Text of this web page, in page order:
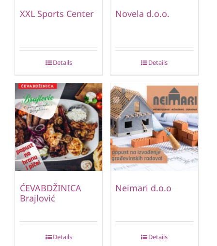
XXL Sports Center
Details
Novela d.o.o.
Details
ĆEVABDŽINICA
Brajlović
Details
Neimari d.o.o
Details